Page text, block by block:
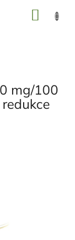
mg/100